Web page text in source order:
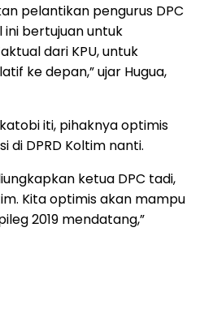
pelantikan pengurus DPC
ini bertujuan untuk
dari KPU, untuk
ke depan,” ujar Hugua,
iti, pihaknya optimis
di DPRD Koltim nanti.
ketua DPC tadi,
Kita optimis akan mampu
2019 mendatang,”